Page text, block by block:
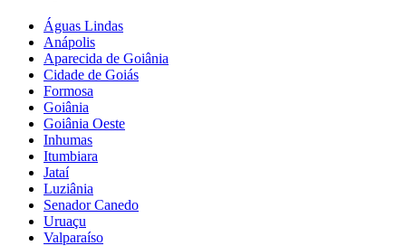
Águas Lindas
Anápolis
Aparecida de Goiânia
Cidade de Goiás
Formosa
Goiânia
Goiânia Oeste
Inhumas
Itumbiara
Jataí
Luziânia
Senador Canedo
Uruaçu
Valparaíso